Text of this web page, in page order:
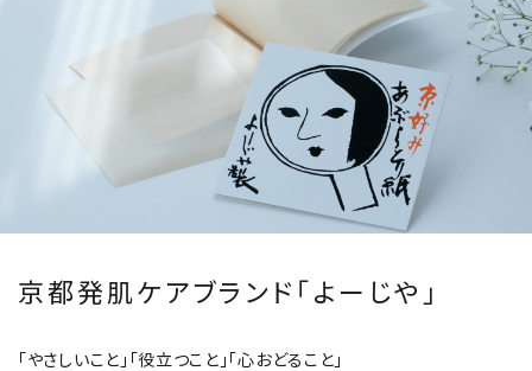
京都発肌ケアブランド「よーじや」
「やさしいこと」「役立つこと」「心おどること」